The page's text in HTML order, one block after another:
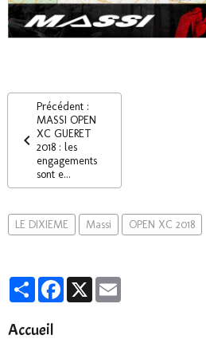
Précédent :
MASSI OPEN
XC GUERET
2018 : les
engagements
sont e...
LE DIXIEME Massi OPEN XC 2018
PartagerFacebook
X
Accueil